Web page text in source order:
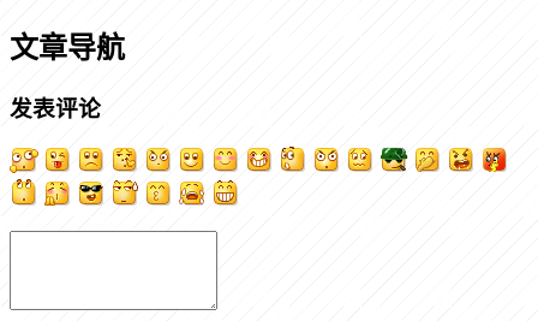
文章导航
发表评论